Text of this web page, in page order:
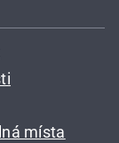
místa